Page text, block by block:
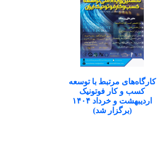
کارگاه‌های مرتبط با توسعه
کسب و کار فوتونیک
اردیبهشت و خرداد ۱۴۰۴
(برگزار شد)